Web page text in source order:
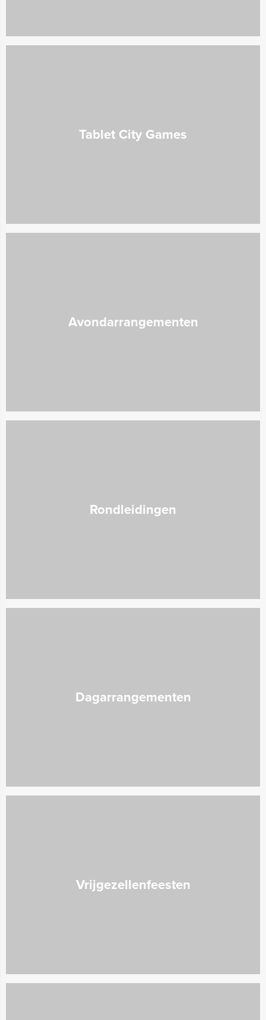
Tablet City Games
Avondarrangementen
Rondleidingen
Dagarrangementen
Vrijgezellenfeesten